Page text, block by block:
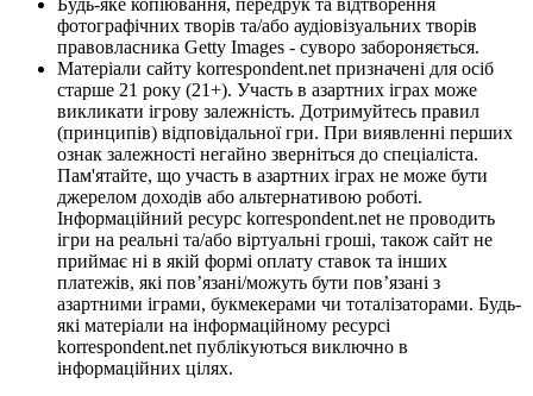
Будь-яке копіювання, передрук та відтворення
фотографічних творів та/або аудіовізуальних творів
правовласника Getty Images - суворо забороняється.
Матеріали сайту korrespondent.net призначені для осіб
старше 21 року (21+). Участь в азартних іграх може
викликати ігрову залежність. Дотримуйтесь правил
(принципів) відповідальної гри. При виявленні перших
ознак залежності негайно зверніться до спеціаліста.
Пам'ятайте, що участь в азартних іграх не може бути
джерелом доходів або альтернативою роботі.
Інформаційний ресурс korrespondent.net не проводить
ігри на реальні та/або віртуальні гроші, також сайт не
приймає ні в якій формі оплату ставок та інших
платежів, які пов’язані/можуть бути пов’язані з
азартними іграми, букмекерами чи тоталізаторами. Будь-
які матеріали на інформаційному ресурсі
korrespondent.net публікуються виключно в
інформаційних цілях.